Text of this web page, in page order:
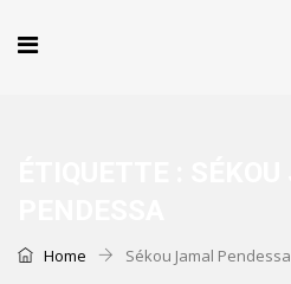
Home Sékou Jamal Pendessa